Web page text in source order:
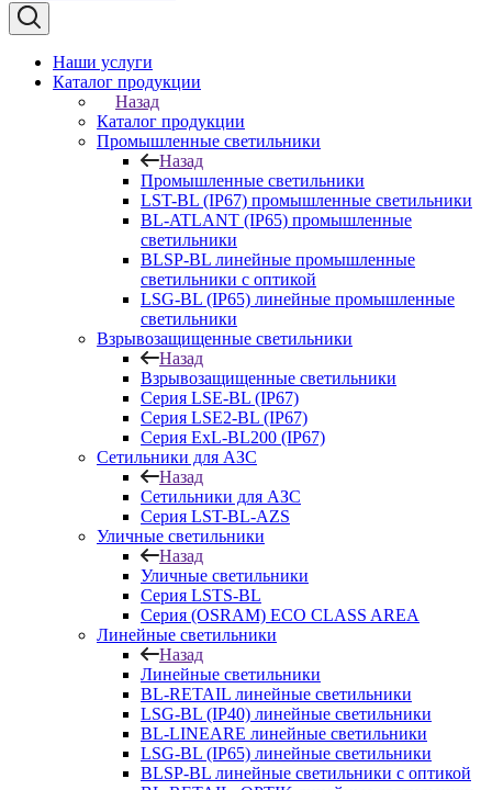
Наши услуги
Каталог продукции
Назад
Каталог продукции
Промышленные светильники
Назад
Промышленные светильники
LST-BL (IP67) промышленные светильники
BL-ATLANT (IP65) промышленные
светильники
BLSP-BL линейные промышленные
светильники с оптикой
LSG-BL (IP65) линейные промышленные
светильники
Взрывозащищенные светильники
Назад
Взрывозащищенные светильники
Серия LSE-BL (IP67)
Серия LSE2-BL (IP67)
Серия ExL-BL200 (IP67)
Сетильники для АЗС
Назад
Сетильники для АЗС
Серия LST-BL-AZS
Уличные светильники
Назад
Уличные светильники
Серия LSTS-BL
Серия (ОSRAM) ECO CLASS AREA
Линейные светильники
Назад
Линейные светильники
BL-RETAIL линейные светильники
LSG-BL (IP40) линейные светильники
BL-LINEARE линейные светильники
LSG-BL (IP65) линейные светильники
BLSP-BL линейные светильники с оптикой